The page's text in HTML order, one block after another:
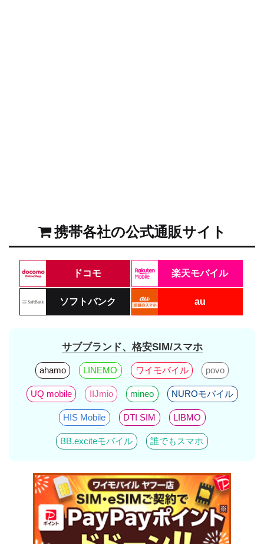
携帯各社の公式通販サイト
ドコモ 楽天モバイル
ソフトバンク au
サブブランド、格安SIM/スマホ
ahamo LINEMO ワイモバイル povo
UQ mobile IIJmio mineo NUROモバイル
HIS Mobile DTI SIM LIBMO
BB.exciteモバイル 誰でもスマホ